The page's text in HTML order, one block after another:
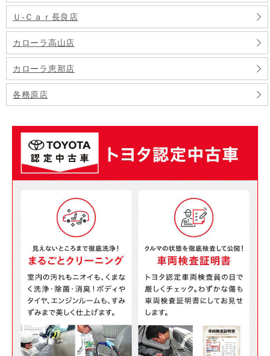
Ｕ‐Ｃａｒ長良店
カローラ高山店
カローラ恵那店
各務原店